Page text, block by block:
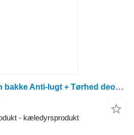
Zoovetkontinent Fresh bakke Anti-lugt + Tørhed deodorant tørring
- kæledyrsprodukt